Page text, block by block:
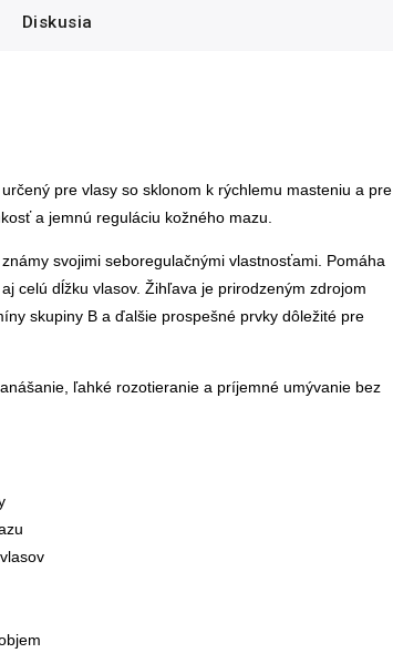
Diskusia
pre vlasy so sklonom k rýchlemu masteniu a pre
a jemnú reguláciu kožného mazu.
svojimi seboregulačnými vlastnosťami. Pomáha
celú dĺžku vlasov. Žihľava je prirodzeným zdrojom
skupiny B a ďalšie prospešné prvky dôležité pre
ľahké rozotieranie a príjemné umývanie bez